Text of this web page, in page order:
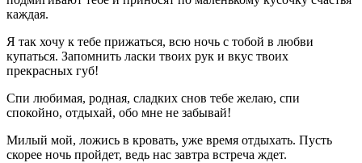
каждая.
Я так хочу к тебе прижаться, всю ночь с тобой в любви
купаться. Запомнить ласки твоих рук и вкус твоих
прекрасных губ!
Спи любимая, родная, сладких снов тебе желаю, спи
спокойно, отдыхай, обо мне не забывай!
Милый мой, ложись в кровать, уже время отдыхать. Пусть
скорее ночь пройдет, ведь нас завтра встреча ждет.